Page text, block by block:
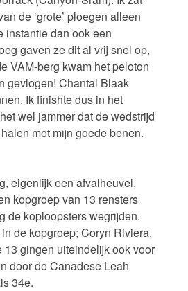
de ‘grote’ ploegen alleen
instantie dan ook een
gaven ze dit al vrij snel op,
VAM-berg kwam het peloton
gevlogen! Chantal Blaak
Ik finishte dus in het
wel jammer dat de wedstrijd
met mijn goede benen.
eigenlijk een afvalheuvel,
kopgroep van 13 rensters
de koploopsters wegrijden.
de kopgroep; Coryn Riviera,
gingen uiteindelijk ook voor
door de Canadese Leah
34e.